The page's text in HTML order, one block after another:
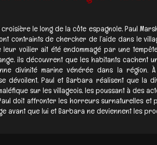
croisière le long de la côte espagnole, Paul
contraints de chercher de l’aide dans le
voilier ait été endommagé par une
ils découvrent que les habitants cachent
divinité marine vénérée dans la région.
dévoilent, Paul et Barbara réalisent que la
sur les villageois, les poussant à des
doit affronter les horreurs surnaturelles et
avant que lui et Barbara ne deviennent les